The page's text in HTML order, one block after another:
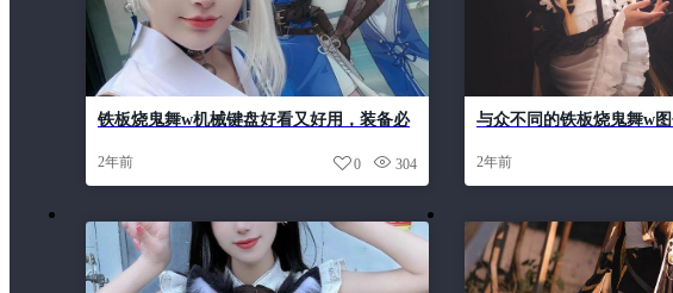
铁板烧鬼舞w机械键盘好看又好用，装备必
2年前 304
0
与众不同的铁板烧鬼舞w
2年前